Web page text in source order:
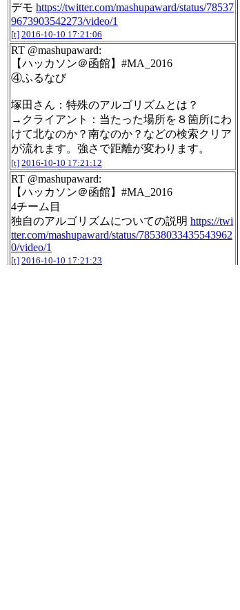
デモ https://twitter.com/mashupaward/status/78537
9673903542273/video/1
[t] 2016-10-10 17:21:06
RT @mashupaward:
【ハッカソン＠函館】#MA_2016
④ふるなび
塚田さん：特殊のアルゴリズムとは？
→クライアント：当たった場所を８箇所にわ
けて北なのか？南なのか？などの検索クリア
が流れます。強さで距離が変わります。
[t] 2016-10-10 17:21:12
RT @mashupaward:
【ハッカソン＠函館】#MA_2016
4チーム目
独自のアルゴリズムについての説明 https://twi
tter.com/mashupaward/status/78538033435543962
0/video/1
[t] 2016-10-10 17:21:23